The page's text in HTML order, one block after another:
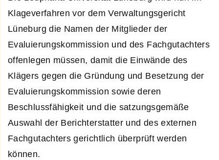
Klageverfahren vor dem Verwaltungsgericht
Lüneburg die Namen der Mitglieder der
Evaluierungskommission und des Fachgutachters
offenlegen müssen, damit die Einwände des
Klägers gegen die Gründung und Besetzung der
Evaluierungskommission sowie deren
Beschlussfähigkeit und die satzungsgemäße
Auswahl der Berichterstatter und des externen
Fachgutachters gerichtlich überprüft werden
können.